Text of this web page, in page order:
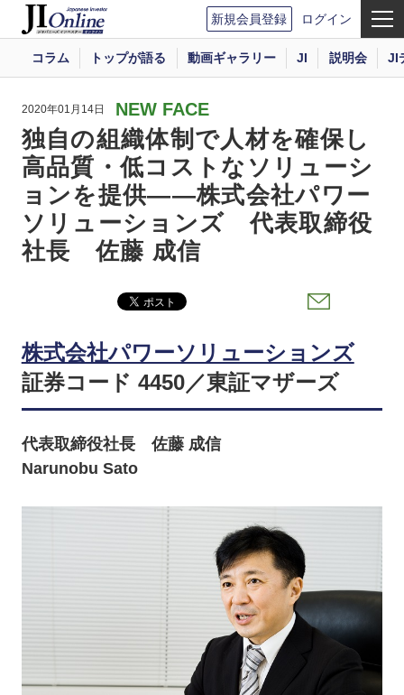
新規会員登録 ログイン
コラム トップが語る 動画ギャラリー JI 説明会 JI
2020年01月14日 NEW FACE
独自の組織体制で人材を確保し
高品質・低コストなソリューシ
ョンを提供――株式会社パワー
ソリューションズ 代表取締役
社長 佐藤 成信
株式会社パワーソリューションズ
証券コード 4450／東証マザーズ
代表取締役社長 佐藤 成信
Narunobu Sato